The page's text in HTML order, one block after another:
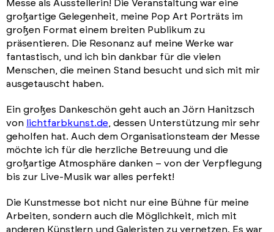
Messe als Ausstellerin! Die Veranstaltung war eine
großartige Gelegenheit, meine Pop Art Porträts im
großen Format einem breiten Publikum zu
präsentieren. Die Resonanz auf meine Werke war
fantastisch, und ich bin dankbar für die vielen
Menschen, die meinen Stand besucht und sich mit mir
ausgetauscht haben.
Ein großes Dankeschön geht auch an Jörn Hanitzsch
von
lichtfarbkunst.de , dessen Unterstützung mir sehr
geholfen hat. Auch dem Organisationsteam der Messe
möchte ich für die herzliche Betreuung und die
großartige Atmosphäre danken – von der Verpflegung
bis zur Live-Musik war alles perfekt!
Die Kunstmesse bot nicht nur eine Bühne für meine
Arbeiten, sondern auch die Möglichkeit, mich mit
anderen Künstlern und Galeristen zu vernetzen. Es war